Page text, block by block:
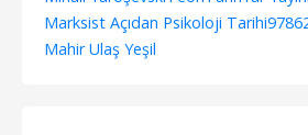
Marksist Açıdan Psikoloji Tarihi
Mahir Ulaş Yeşil